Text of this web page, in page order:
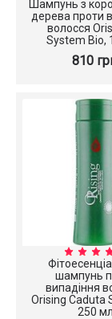
Шампунь з
дерева проти
волосся
System Bio,
810
шампунь
випадіння
Orising Caduta
250 мл